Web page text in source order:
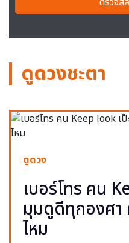
ดูดวงชะตา
ดูดวง
เบอร์โทร คน
มุมดูดีทุกองศา
ไหม